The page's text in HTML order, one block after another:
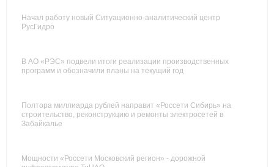
Начал работу новый Ситуационно-аналитический центр
РусГидро
В АО «РЭС» подвели итоги реализации производственных
программ и обозначили планы на текущий год
Полтора миллиарда рублей направит «Россети Сибирь» на
строительство, реконструкцию и ремонты электросетей в
Забайкалье
Мощности «Россети Московский регион» - дорожной